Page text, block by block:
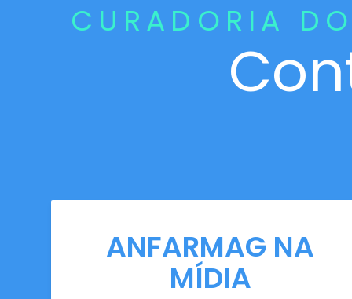
CURADORIA
ANFARMAG NA
MÍDIA